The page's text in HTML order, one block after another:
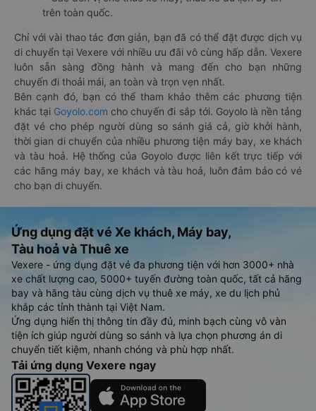
trên toàn quốc.
Chỉ với vài thao tác đơn giản, bạn đã có thể đặt được dịch vụ
di chuyển tại Vexere với nhiều ưu đãi vô cùng hấp dẫn. Vexere
luôn sẵn sàng đồng hành và mang đến cho bạn những
chuyến đi thoải mái, an toàn và trọn vẹn nhất.
Bên cạnh đó, bạn có thể tham khảo thêm các phương tiện
khác tại Goyolo.com cho chuyến đi sắp tới. Goyolo là nền tảng
đặt vé cho phép người dùng so sánh giá cả, giờ khởi hành,
thời gian di chuyển của nhiều phương tiện máy bay, xe khách
và tàu hoả. Hệ thống của Goyolo được liên kết trực tiếp với
các hãng máy bay, xe khách và tàu hoả, luôn đảm bảo có vé
cho bạn di chuyển.
Ứng dụng đặt vé Xe khách, Máy bay,
Tàu hoả và Thuê xe
Vexere - ứng dụng đặt vé đa phương tiện với hơn 3000+ nhà
xe chất lượng cao, 5000+ tuyến đường toàn quốc, tất cả hãng
bay và hãng tàu cùng dịch vụ thuê xe máy, xe du lịch phủ
khắp các tỉnh thành tại Việt Nam.
Ứng dụng hiển thị thông tin đầy đủ, minh bạch cùng vô vàn
tiện ích giúp người dùng so sánh và lựa chọn phương án di
chuyển tiết kiệm, nhanh chóng và phù hợp nhất.
Tải ứng dụng Vexere ngay